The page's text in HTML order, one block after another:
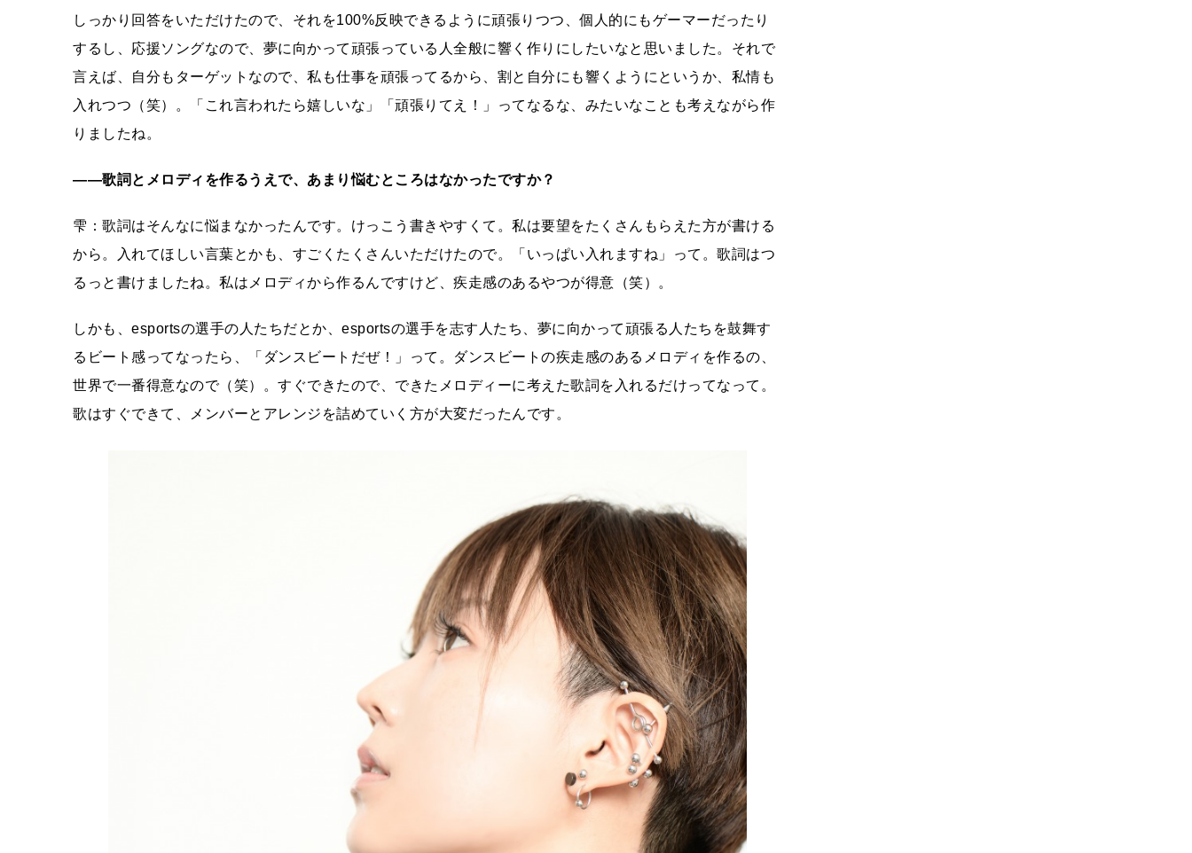
しっかり回答をいただけたので、それを100%反映できるように頑張りつつ、個人的にもゲーマーだったり
するし、応援ソングなので、夢に向かって頑張っている人全般に響く作りにしたいなと思いました。それで
言えば、自分もターゲットなので、私も仕事を頑張ってるから、割と自分にも響くようにというか、私情も
入れつつ（笑）。「これ言われたら嬉しいな」「頑張りてえ！」ってなるな、みたいなことも考えながら作
りましたね。
――歌詞とメロディを作るうえで、あまり悩むところはなかったですか？
雫：歌詞はそんなに悩まなかったんです。けっこう書きやすくて。私は要望をたくさんもらえた方が書ける
から。入れてほしい言葉とかも、すごくたくさんいただけたので。「いっぱい入れますね」って。歌詞はつ
るっと書けましたね。私はメロディから作るんですけど、疾走感のあるやつが得意（笑）。
しかも、esportsの選手の人たちだとか、esportsの選手を志す人たち、夢に向かって頑張る人たちを鼓舞す
るビート感ってなったら、「ダンスビートだぜ！」って。ダンスビートの疾走感のあるメロディを作るの、
世界で一番得意なので（笑）。すぐできたので、できたメロディーに考えた歌詞を入れるだけってなって。
歌はすぐできて、メンバーとアレンジを詰めていく方が大変だったんです。